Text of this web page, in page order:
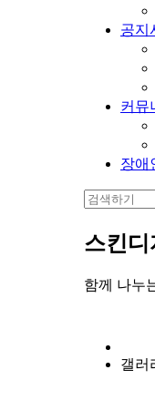
공지
커뮤
장애
스킨디
함께 나누
갤러